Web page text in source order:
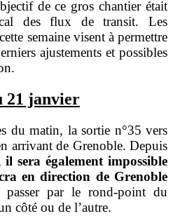
de ce gros chantier était
des flux de transit. Les
semaine visent à permettre
ajustements et possibles
21 janvier
du matin, la sortie n°35 vers
arrivant de Grenoble. Depuis
il sera également impossible
en direction de Grenoble
par le rond-point du
côté ou de l’autre.